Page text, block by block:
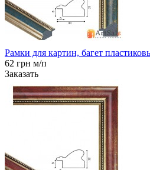
Рамки для картин, багет
62 грн м/п
Заказать